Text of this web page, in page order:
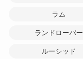
ラム
ランドローバー
ルーシッド